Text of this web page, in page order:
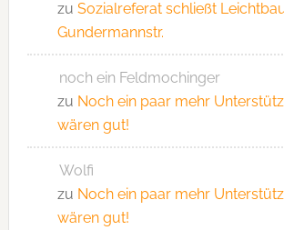
zu Sozialreferat schließt
Gundermannstr.
noch ein Feldmochinger
zu Noch ein paar mehr
wären gut!
Wolfi
zu Noch ein paar mehr
wären gut!